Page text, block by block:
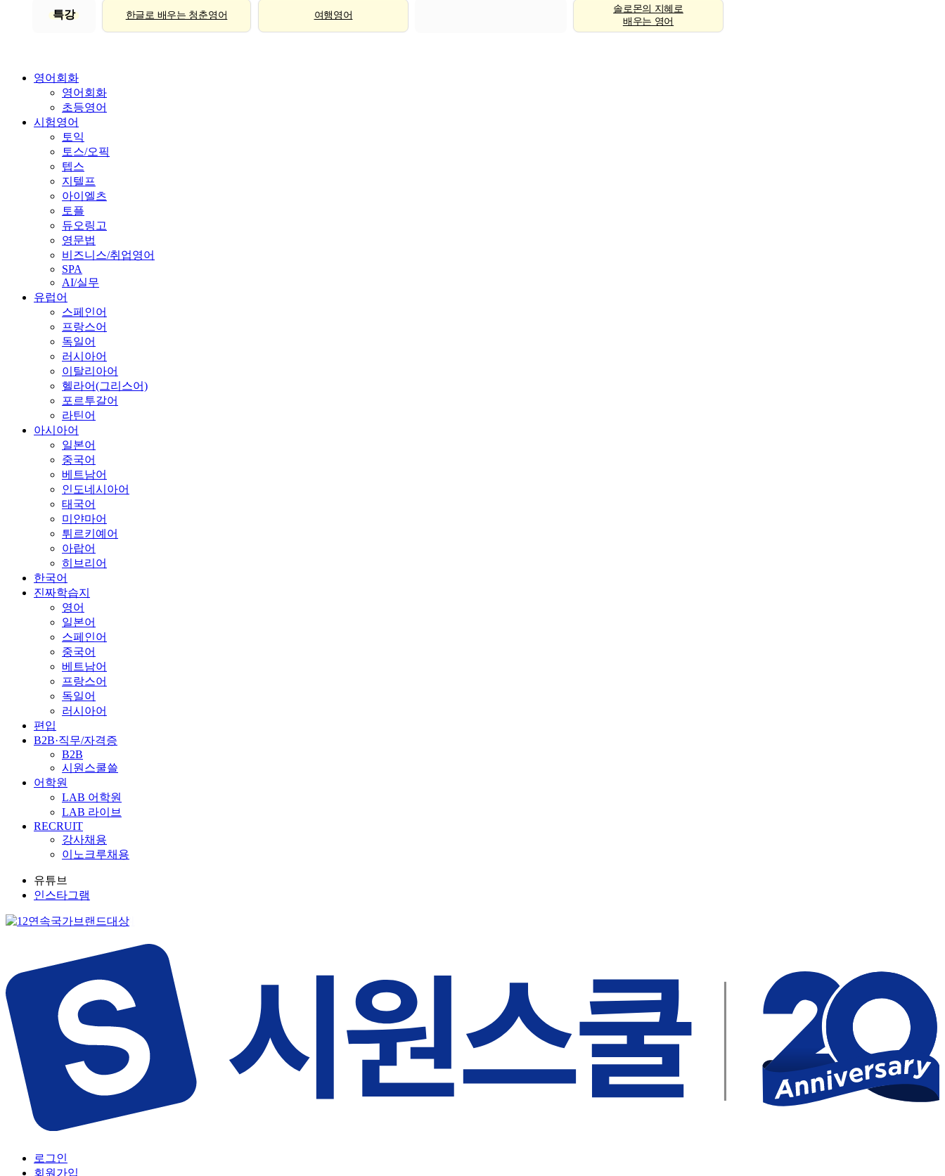
특강 한글로 배우는 청춘영어 여행영어
솔로몬의 지혜로
배우는 영어
영어회화
영어회화
초등영어
시험영어
토익
토스/오픽
텝스
지텔프
아이엘츠
토플
듀오링고
영문법
비즈니스/취업영어
SPA
AI/실무
유럽어
스페인어
프랑스어
독일어
러시아어
이탈리아어
헬라어(그리스어)
포르투갈어
라틴어
아시아어
일본어
중국어
베트남어
인도네시아어
태국어
미얀마어
튀르키예어
아랍어
히브리어
한국어
진짜학습지
영어
일본어
스페인어
중국어
베트남어
프랑스어
독일어
러시아어
편입
B2B·직무/자격증
B2B
시원스쿨쓸
어학원
LAB 어학원
LAB 라이브
RECRUIT
강사채용
이노크루채용
유튜브
인스타그램
로그인
회원가입